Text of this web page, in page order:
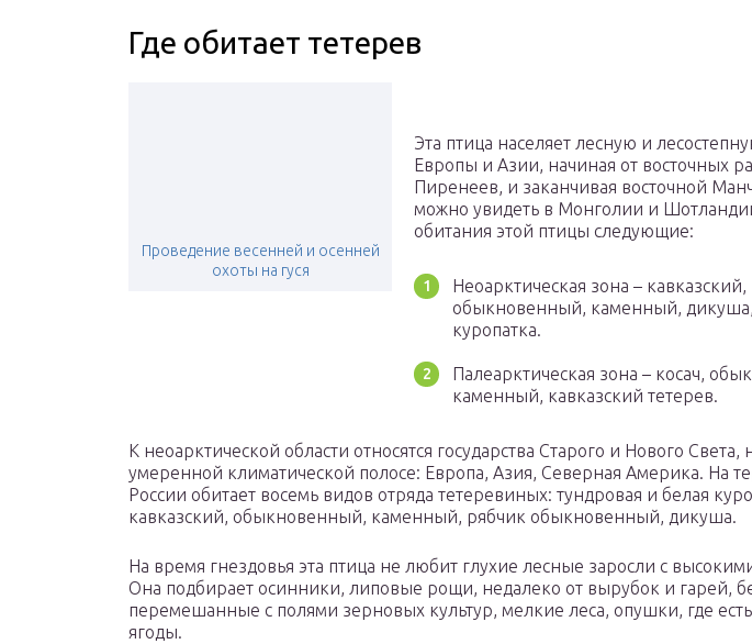
Где обитает тетерев
Проведение весенней и осенней
охоты на гуся
Эта птица населяет лесную и
Европы и Азии, начиная от восточных
Пиренеев, и заканчивая восточной
можно увидеть в Монголии и
обитания этой птицы следующие:
Неоарктическая зона – кавказский,
обыкновенный, каменный,
куропатка.
Палеарктическая зона – косач,
каменный, кавказский тетерев.
К неоарктической области относятся государства Старого и Нового Света,
умеренной климатической полосе: Европа, Азия, Северная Америка. На
России обитает восемь видов отряда тетеревиных: тундровая и белая
кавказский, обыкновенный, каменный, рябчик обыкновенный, дикуша.
На время гнездовья эта птица не любит глухие лесные заросли с
Она подбирает осинники, липовые рощи, недалеко от вырубок и гарей,
перемешанные с полями зерновых культур, мелкие леса, опушки, где есть
ягоды.